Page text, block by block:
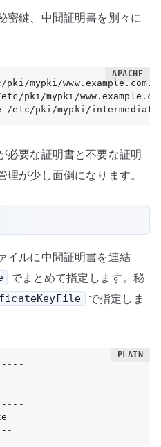
密鍵、中間証明書を別々に
mypki/
pki/mypki/
/etc/pki/mypki/
必要な証明書と不要な証明
が少し面倒になります。
イルに中間証明書を連結
でまとめて指定します。秘
で指定しま